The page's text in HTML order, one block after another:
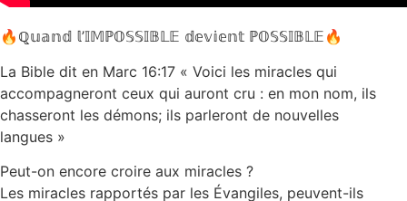
🔥ℚ𝕦𝕒𝕟𝕕 𝕝’𝕀𝕄ℙ𝕆𝕊𝕊𝕀𝔹𝕃𝔼 𝕕𝕖𝕧𝕚𝕖𝕟𝕥 ℙ𝕆𝕊𝕊𝕀𝔹𝕃𝔼🔥
La Bible dit en Marc 16:17 « Voici les miracles qui
accompagneront ceux qui auront cru : en mon nom, ils
chasseront les démons; ils parleront de nouvelles
langues »
Peut-on encore croire aux miracles ?
Les miracles rapportés par les Évangiles, peuvent-ils